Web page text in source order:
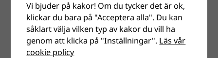
Vi bjuder på kakor! Om du tycker det är ok,
klickar du bara på "Acceptera alla". Du kan
såklart välja vilken typ av kakor du vill ha
genom att klicka på "Inställningar". Läs vår
cookie policy